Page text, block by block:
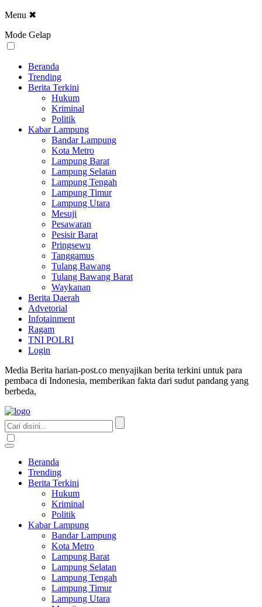
Menu ✖
Mode Gelap
Beranda
Trending
Berita Terkini
Hukum
Kriminal
Politik
Kabar Lampung
Bandar Lampung
Kota Metro
Lampung Barat
Lampung Selatan
Lampung Tengah
Lampung Timur
Lampung Utara
Mesuji
Pesawaran
Pesisir Barat
Pringsewu
Tanggamus
Tulang Bawang
Tulang Bawang Barat
Waykanan
Berita Daerah
Advetorial
Infotainment
Ragam
TNI POLRI
Login
Media Berita harian-post.co menyajikan berita terkini untuk para
pembaca di Indonesia, memberikan fakta dari sudut pandang yang
berbeda,
Beranda
Trending
Berita Terkini
Hukum
Kriminal
Politik
Kabar Lampung
Bandar Lampung
Kota Metro
Lampung Barat
Lampung Selatan
Lampung Tengah
Lampung Timur
Lampung Utara